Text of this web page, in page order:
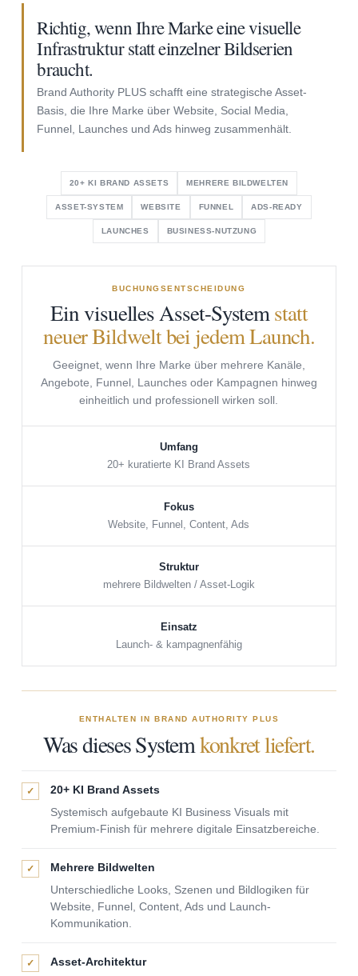
Richtig, wenn Ihre Marke eine visuelle
Infrastruktur statt einzelner Bildserien
braucht.
Brand Authority PLUS schafft eine strategische Asset-
Basis, die Ihre Marke über Website, Social Media,
Funnel, Launches und Ads hinweg zusammenhält.
20+ KI BRAND ASSETS MEHRERE BILDWELTEN
ASSET-SYSTEM WEBSITE FUNNEL ADS-READY
LAUNCHES BUSINESS-NUTZUNG
BUCHUNGSENTSCHEIDUNG
Ein visuelles Asset-Systemstatt
neuer Bildwelt bei jedem Launch.
Geeignet, wenn Ihre Marke über mehrere Kanäle,
Angebote, Funnel, Launches oder Kampagnen hinweg
einheitlich und professionell wirken soll.
Umfang
20+ kuratierte KI Brand Assets
Fokus
Website, Funnel, Content, Ads
Struktur
mehrere Bildwelten / Asset-Logik
Einsatz
Launch- & kampagnenfähig
ENTHALTEN IN BRAND AUTHORITY PLUS
Was dieses Systemkonkret liefert.
✓
20+ KI Brand Assets
Systemisch aufgebaute KI Business Visuals mit
Premium-Finish für mehrere digitale Einsatzbereiche.
✓
Mehrere Bildwelten
Unterschiedliche Looks, Szenen und Bildlogiken für
Website, Funnel, Content, Ads und Launch-
Kommunikation.
✓
Asset-Architektur